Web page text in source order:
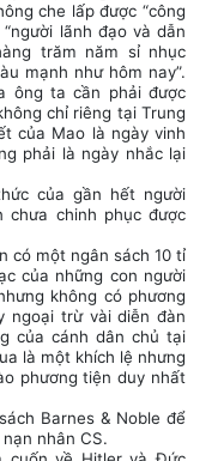
che lấp được “công
lãnh đạo và dẫn
trăm năm sỉ nhục
mạnh như hôm nay”.
ông ta cần phải được
chỉ riêng tại Trung
của Mao là ngày vinh
phải là ngày nhắc lại
của gần hết người
chưa chinh phục được
có một ngân sách 10 tỉ
của những con người
không có phương
ngoại trừ vài diễn đàn
của cánh dân chủ tại
là một khích lệ nhưng
phương tiện duy nhất
Barnes & Noble để
nhân CS.